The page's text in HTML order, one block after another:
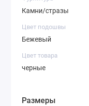
Камни/стразы
Цвет подошвы
Бежевый
Цвет товара
черные
Размеры